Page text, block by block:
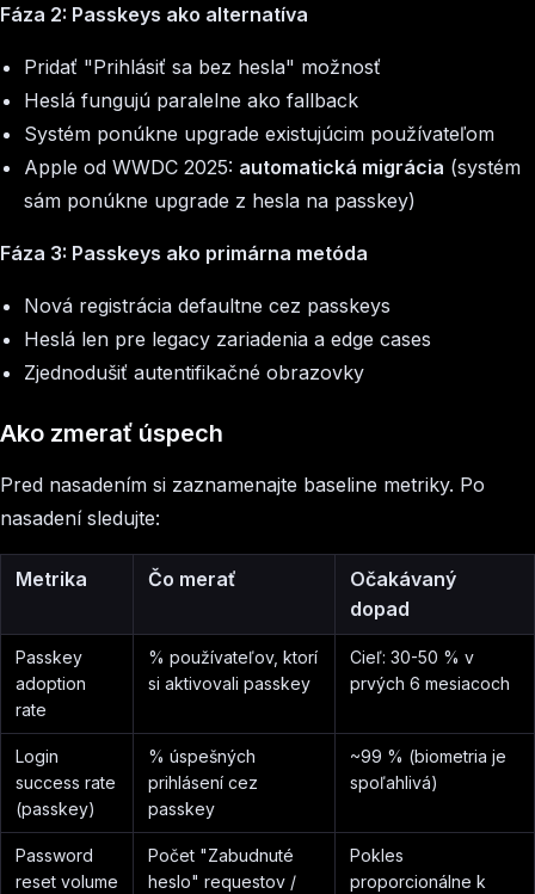
Fáza 2: Passkeys ako alternatíva
Pridať "Prihlásiť sa bez hesla" možnosť
Heslá fungujú paralelne ako fallback
Systém ponúkne upgrade existujúcim používateľom
Apple od WWDC 2025: automatická migrácia (systém
sám ponúkne upgrade z hesla na passkey)
Fáza 3: Passkeys ako primárna metóda
Nová registrácia defaultne cez passkeys
Heslá len pre legacy zariadenia a edge cases
Zjednodušiť autentifikačné obrazovky
Ako zmerať úspech
Pred nasadením si zaznamenajte baseline metriky. Po
nasadení sledujte:
Metrika Čo merať
Očakávaný
dopad
Passkey
adoption
rate
% používateľov, ktorí
si aktivovali passkey
Cieľ: 30-50 % v
prvých 6 mesiacoch
Login
success rate
(passkey)
% úspešných
prihlásení cez
passkey
~99 % (biometria je
spoľahlivá)
Password
reset volume
Počet "Zabudnuté
heslo" requestov /
Pokles
proporcionálne k